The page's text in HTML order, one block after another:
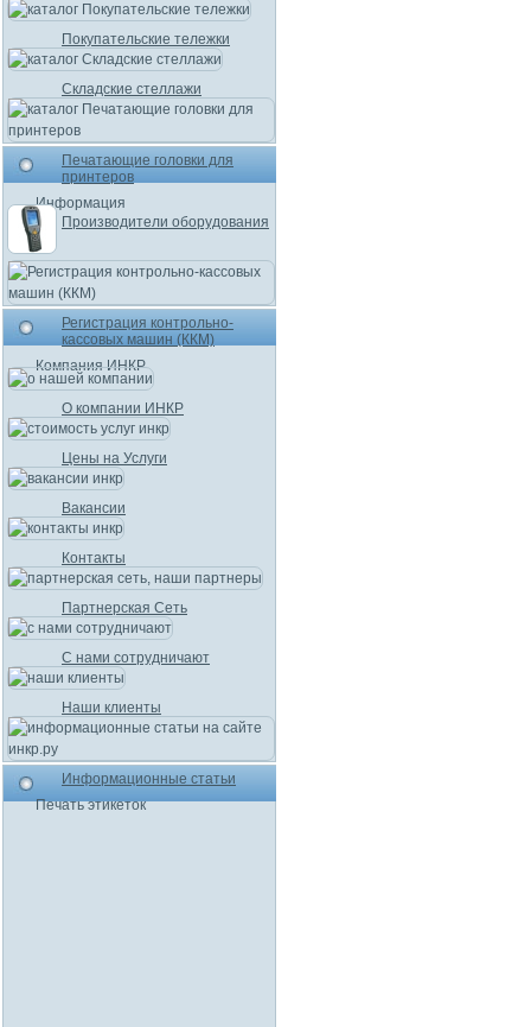
Покупательские тележки
Складские стеллажи
Печатающие головки для
принтеров
Информация
Производители оборудования
Регистрация контрольно-
кассовых машин (ККМ)
Компания ИНКР
О компании ИНКР
Цены на Услуги
Вакансии
Контакты
Партнерская Сеть
С нами сотрудничают
Наши клиенты
Информационные статьи
Печать этикеток